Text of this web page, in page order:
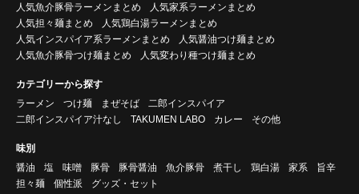
人気魚介豚骨ラーメンまとめ
人気家系ラーメンまとめ
人気担々麺まとめ
人気鶏白湯ラーメンまとめ
人気インスパイア系ラーメンまとめ
人気醤油つけ麺まとめ
人気魚介豚骨つけ麺まとめ
人気変わり種つけ麺まとめ
カテゴリーから探す
ラーメン
つけ麺 まぜそば
二郎インスパイア
二郎インスパイア汁なし
TAKUMEN LABO カレー その他
味別
醤油
塩 味噌 豚骨 豚骨醤油 魚介豚骨 煮干し 鶏白湯 家系
旨辛
担々麺
個性派 グッズ・セット